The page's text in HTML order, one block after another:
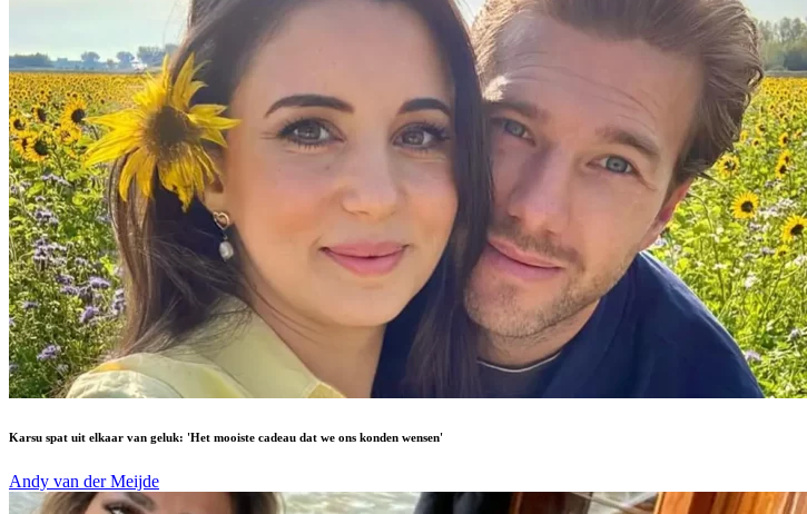
Karsu spat uit elkaar van geluk: 'Het mooiste cadeau dat we ons konden wensen'
Andy van der Meijde